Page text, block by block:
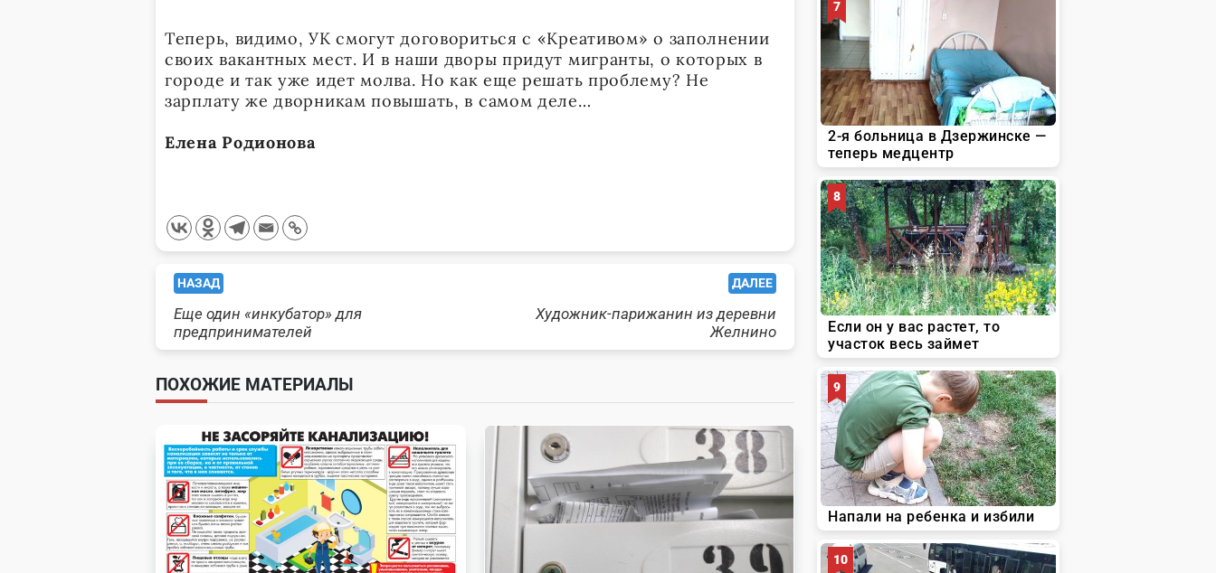
Теперь, видимо, УК смогут договориться с «Креативом» о заполнении
своих вакантных мест. И в наши дворы придут мигранты, о которых в
городе и так уже идет молва. Но как еще решать проблему? Не
зарплату же дворникам повышать, в самом деле…
Елена Родионова
<span
class="nav-
screen-
reader-
text">Page</span>
НАЗАД
Еще один «инкубатор» для
предпринимателей
ДАЛЕЕ
Художник-парижанин из деревни
Желнино
ПОХОЖИЕ МАТЕРИАЛЫ